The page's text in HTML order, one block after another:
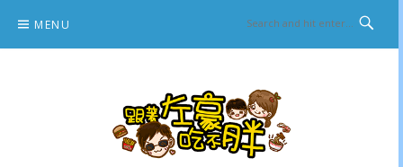
content
MENU